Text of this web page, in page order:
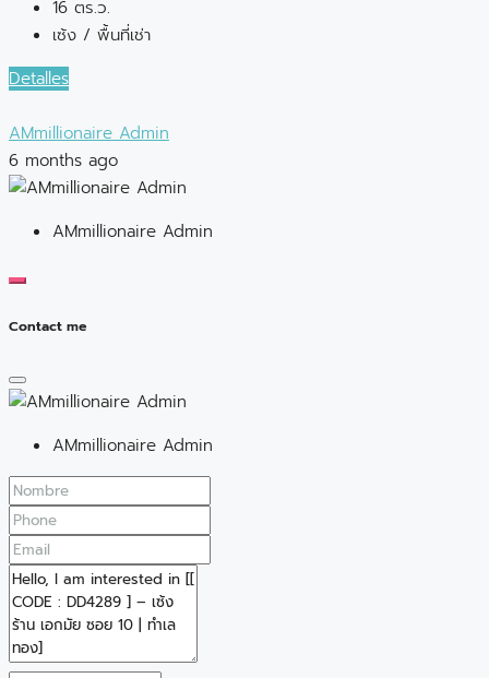
16 ตร.ว.
เซ้ง / พื้นที่เช่า
Detalles
AMmillionaire Admin
6 months ago
AMmillionaire Admin
Contact me
AMmillionaire Admin